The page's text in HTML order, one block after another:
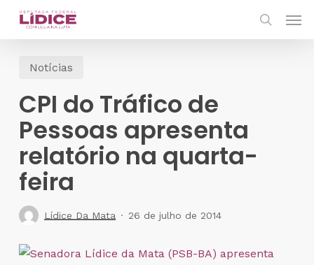
Skip
contentNotícias
CPI do Tráfico de
Pessoas apresenta
relatório na quarta-
feira
Lídice Da Mata 26 de julho de 2014